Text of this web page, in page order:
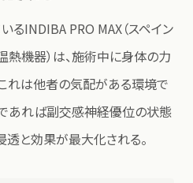
INDIBA PRO MAX（スペイン
機器）は、施術中に身体の力
れは他者の気配がある環境で
あれば副交感神経優位の状態
透と効果が最大化される。